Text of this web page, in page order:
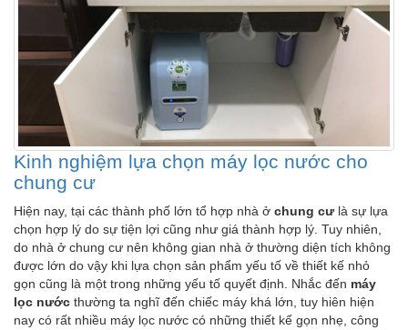
Kinh nghiệm lựa chọn máy lọc nước cho
chung cư
Hiện nay, tại các thành phố lớn tổ hợp nhà ở chung cưlà sự lựa
chọn hợp lý do sự tiện lợi cũng như giá thành hợp lý. Tuy nhiên,
do nhà ở chung cư nên không gian nhà ở thường diện tích không
được lớn do vậy khi lựa chọn sản phẩm yếu tố về thiết kế nhỏ
gọn cũng là một trong những yếu tố quyết định. Nhắc đến máy
lọc nước thường ta nghĩ đến chiếc máy khá lớn, tuy hiên hiện
nay có rất nhiều máy lọc nước có những thiết kế gọn nhẹ, công